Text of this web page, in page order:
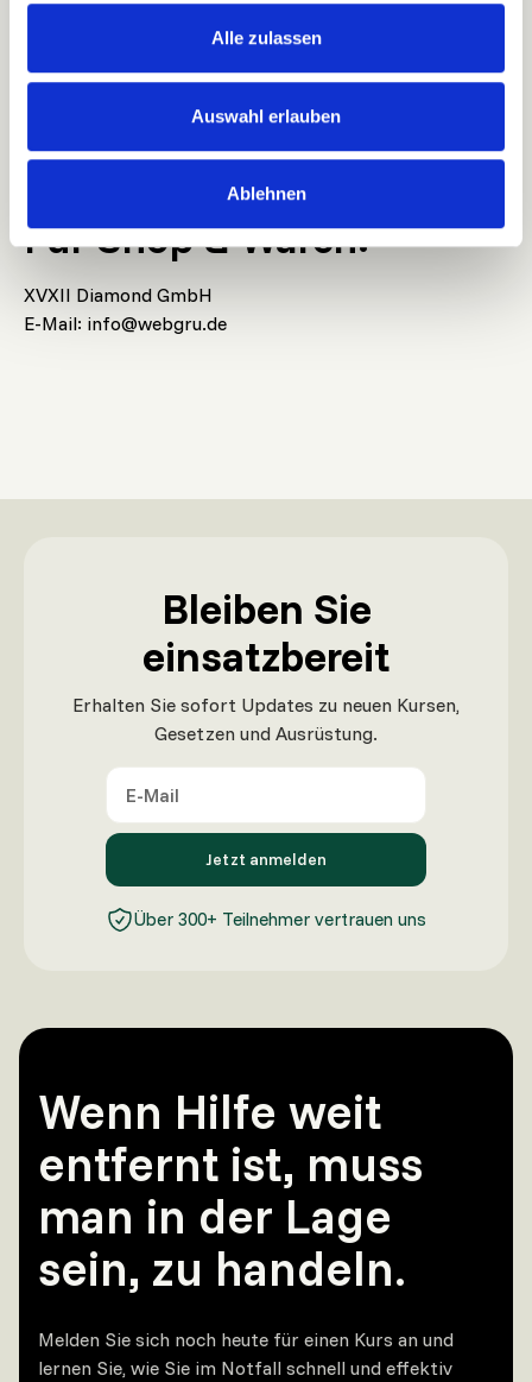
Alle zulassen
Auswahl erlauben
Ablehnen
Für Trainings & Kurse:
Johannes Kouba – Critical Knowledge
Für Shop & Waren:
XVXII Diamond GmbH
E-Mail: info@webgru.de
Bleiben Sie
einsatzbereit
Erhalten Sie sofort Updates zu neuen Kursen,
Gesetzen und Ausrüstung.
Über 300+ Teilnehmer vertrauen uns
Wenn Hilfe weit
entfernt ist, muss
man in der Lage
sein, zu handeln.
Melden Sie sich noch heute für einen Kurs an und
lernen Sie, wie Sie im Notfall schnell und effektiv